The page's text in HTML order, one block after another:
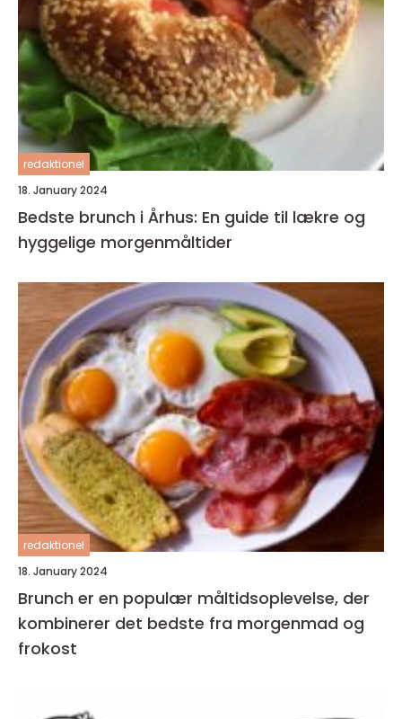
redaktionel
18. January 2024
Bedste brunch i Århus: En guide til lækre og
hyggelige morgenmåltider
redaktionel
18. January 2024
Brunch er en populær måltidsoplevelse, der
kombinerer det bedste fra morgenmad og
frokost